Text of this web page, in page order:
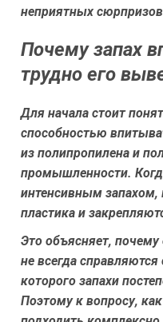
неприятных
Почему запах
трудно его
Для начала стоит
способностью
из полипропилена и
промышленности.
интенсивным запахом,
пластика и
Это объясняет,
не всегда
которого запахи
Поэтому к вопросу,